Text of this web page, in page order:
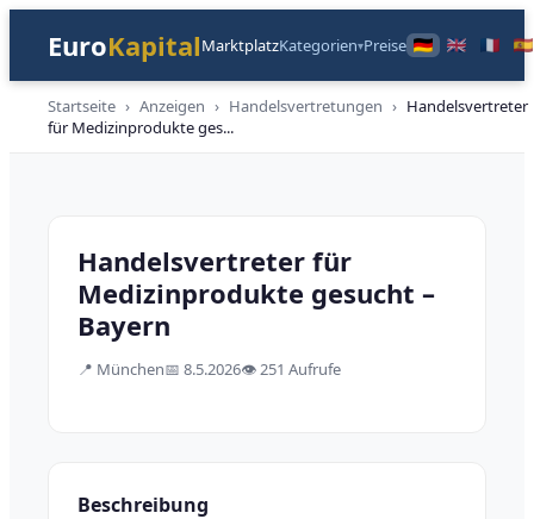
EuroKapitalMarktplatzKategorien▾Preise
Startseite › Anzeigen › Handelsvertretungen › Handelsvertreter
für Medizinprodukte ges...
Handelsvertreter für
Medizinprodukte gesucht –
Bayern
📍 München📅 8.5.2026👁️251 Aufrufe
Beschreibung